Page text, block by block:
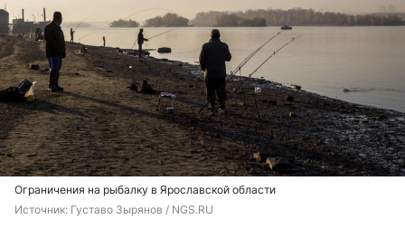
Ограничения на рыбалку в Ярославской области
Источник: Густаво Зырянов / NGS.RU